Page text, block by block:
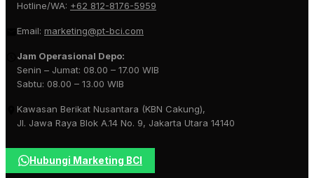
Hotline/WA: +62 812-8176-5959
Email: marketing@pt-bci.com
Jam Operasional Depo:
Senin – Jumat: 08.00 – 17.00 WIB
Sabtu: 08.00 – 13.00 WIB
Kawasan Berikat Nusantara (KBN Cakung),
Jl. Jawa Raya Blok A.14 No. 9, Jakarta Utara 14140
Hubungi Marketing BCI